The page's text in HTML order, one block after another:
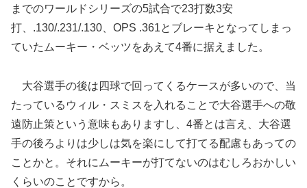
までのワールドシリーズの5試合で23打数3安
打、.130/.231/.130、OPS .361とブレーキとなってしまっ
ていたムーキー・ベッツをあえて4番に据えました。
大谷選手の後は四球で回ってくるケースが多いので、当
たっているウィル・スミスを入れることで大谷選手への敬
遠防止策という意味もありますし、4番とは言え、大谷選
手の後ろよりは少しは気を楽にして打てる配慮もあっての
ことかと。それにムーキーが打てないのはむしろおかしい
くらいのことですから。